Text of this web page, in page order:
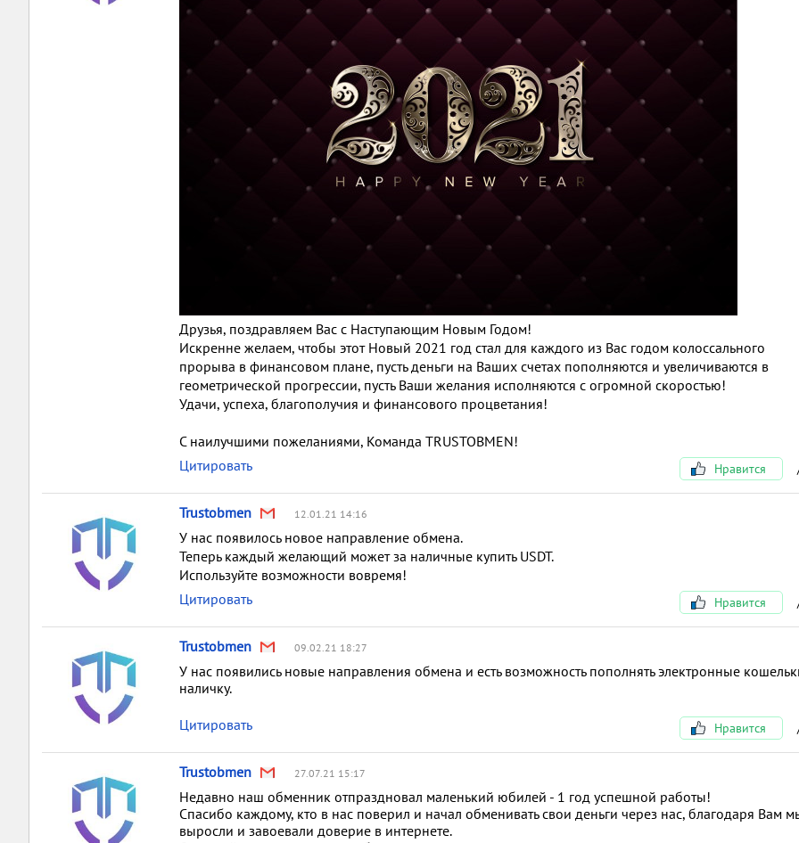
Друзья, поздравляем Вас с Наступающим Новым Годом!
Искренне желаем, чтобы этот Новый 2021 год стал для каждого из Вас годом колоссального
прорыва в финансовом плане, пусть деньги на Ваших счетах пополняются и увеличиваются в
геометрической прогрессии, пусть Ваши желания исполняются с огромной скоростью!
Удачи, успеха, благополучия и финансового процветания!
С наилучшими пожеланиями, Команда TRUSTOBMEN!
Цитировать
Нравится
Trustobmen 12.01.21 14:16
У нас появилось новое направление обмена.
Теперь каждый желающий может за наличные купить USDT.
Используйте возможности вовремя!
Цитировать
Нравится
Trustobmen 09.02.21 18:27
У нас появились новые направления обмена и есть возможность пополнять электронные
наличку.
Цитировать Нравится
Trustobmen 27.07.21 15:17
Недавно наш обменник отпраздновал маленький юбилей - 1 год успешной работы!
Спасибо каждому, кто в нас поверил и начал обменивать свои деньги через нас, благодаря Вам
выросли и завоевали доверие в интернете.